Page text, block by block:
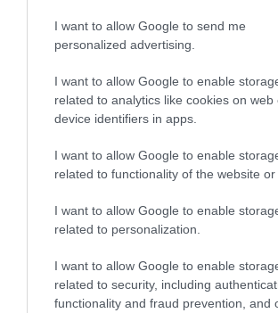
I want to allow Google to send me
personalized advertising.
I want to allow Google to enable
related to analytics like cookies on web
device identifiers in apps.
I want to allow Google to enable
related to functionality of the website or
I want to allow Google to enable
related to personalization.
I want to allow Google to enable
related to security, including
functionality and fraud prevention, and
No Kings, Palazzo Ducale si dissocia e
Comune di Genova